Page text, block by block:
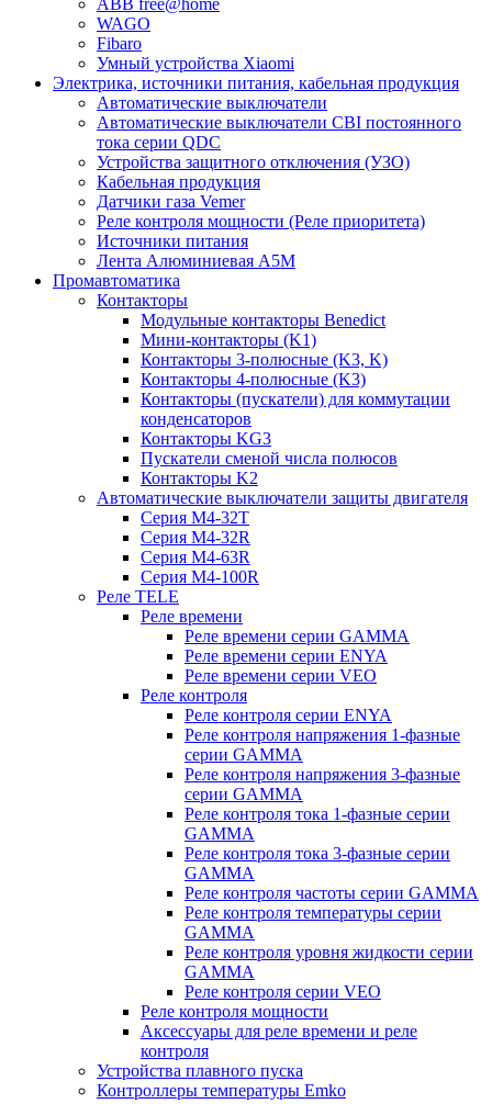
WAGO
Fibaro
Умный устройства Xiaomi
Электрика, источники питания, кабельная продукция
Автоматические выключатели
Автоматические выключатели CBI постоянного
тока серии QDC
Устройства защитного отключения (УЗО)
Кабельная продукция
Датчики газа Vemer
Реле контроля мощности (Реле приоритета)
Источники питания
Лента Алюминиевая А5М
Промавтоматика
Контакторы
Модульные контакторы Benedict
Мини-контакторы (K1)
Контакторы 3-полюсные (K3, K)
Контакторы 4-полюсные (K3)
Контакторы (пускатели) для коммутации
конденсаторов
Контакторы KG3
Пускатели сменой числа полюсов
Контакторы K2
Автоматические выключатели защиты двигателя
Серия M4-32T
Серия M4-32R
Серия M4-63R
Серия M4-100R
Реле TELE
Реле времени
Реле времени серии GAMMA
Реле времени серии ENYA
Реле времени серии VEO
Реле контроля
Реле контроля серии ENYA
Реле контроля напряжения 1-фазные
серии GAMMA
Реле контроля напряжения 3-фазные
серии GAMMA
Реле контроля тока 1-фазные серии
GAMMA
Реле контроля тока 3-фазные серии
GAMMA
Реле контроля частоты серии GAMMA
Реле контроля температуры серии
GAMMA
Реле контроля уровня жидкости серии
GAMMA
Реле контроля серии VEO
Реле контроля мощности
Аксессуары для реле времени и реле
контроля
Устройства плавного пуска
Контроллеры температуры Emko